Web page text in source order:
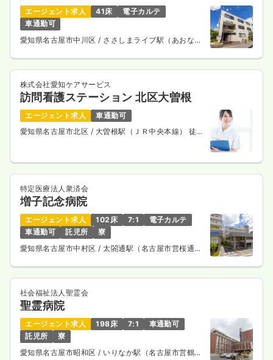
エージェント求人 41床
電子カルテ
車通勤可
愛知県名古屋市中川区 / ささしまライブ駅（あおなみ
株式会社愛知ケアサービス
訪問看護ステーション 北区大曽根
エージェント求人
車通勤可
愛知県名古屋市北区 / 大曽根駅（ＪＲ中央本線） 徒歩
特定医療法人衆済会
増子記念病院
エージェント求人 102床 7:1
電子カルテ
車通勤可
託児所
寮
愛知県名古屋市中村区 / 太閤通駅（名古屋市営桜通
社会福祉法人聖霊会
聖霊病院
エージェント求人 198床 7:1
車通勤可
託児所
寮
愛知県名古屋市昭和区 / いりなか駅（名古屋市営鶴舞